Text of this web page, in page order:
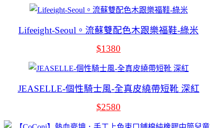
Lifeeight-Seoul。流蘇雙配色木跟樂福鞋-綠米
$1380
JEASELLE-個性騎士風-全真皮繞帶短靴 深紅
$2580